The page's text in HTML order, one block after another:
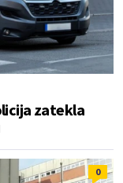
zatekla
0